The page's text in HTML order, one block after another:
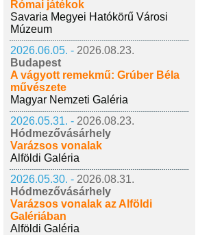
Római játékok
Savaria Megyei Hatókörű Városi
Múzeum
2026.06.05. - 2026.08.23.
Budapest
A vágyott remekmű: Grúber Béla
művészete
Magyar Nemzeti Galéria
2026.05.31. - 2026.08.23.
Hódmezővásárhely
Varázsos vonalak
Alföldi Galéria
2026.05.30. - 2026.08.31.
Hódmezővásárhely
Varázsos vonalak az Alföldi
Galériában
Alföldi Galéria